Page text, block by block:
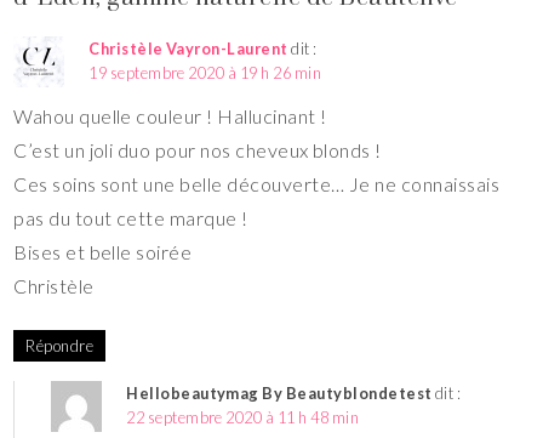
Christèle Vayron-Laurent dit :
19 septembre 2020 à 19 h 26 min
Wahou quelle couleur ! Hallucinant !
C’est un joli duo pour nos cheveux blonds !
Ces soins sont une belle découverte… Je ne connaissais
pas du tout cette marque !
Bises et belle soirée
Christèle
Répondre
Hellobeautymag By Beautyblondetest dit :
22 septembre 2020 à 11 h 48 min